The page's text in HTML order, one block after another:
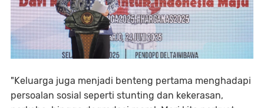
"Keluarga juga menjadi benteng pertama menghadapi
persoalan sosial seperti stunting dan kekerasan,